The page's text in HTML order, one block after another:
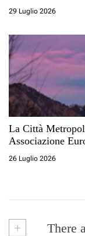
29 Luglio 2026
La Città
Associazione
26 Luglio 2026
+ There